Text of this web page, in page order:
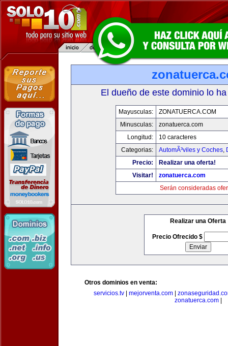
El dueño de este dominio lo
Mayusculas:
ZONATUERCA.COM
Minusculas:
zonatuerca.com
Longitud:
10 caracteres
Categorias:
AutomÃ³viles y Coches,
Precio:
Realizar una oferta!
Visitar!
zonatuerca.com
Serán consideradas
Realizar una Oferta
Precio Ofrecido $
Otros dominios en venta:
servicios.tv| mejorventa.com|
zonatuerca.com|